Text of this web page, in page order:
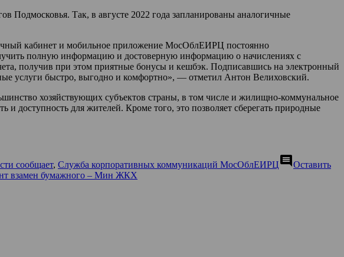
Подмосковья. Так, в августе 2022 года запланированы аналогичные
кабинет и мобильное приложение МосОблЕИРЦ постоянно
полную информацию и достоверную информацию о начислениях с
получив при этом приятные бонусы и кешбэк. Подписавшись на электронный
услуги быстро, выгодно и комфортно», — отметил Антон Велиховский.
хозяйствующих субъектов страны, в том числе и жилищно-коммунальное
доступность для жителей. Кроме того, это позволяет сберегать природные
сообщает, Служба корпоративных коммуникаций МосОблЕИРЦcomment Оставить
взамен бумажного – Мин ЖКХ